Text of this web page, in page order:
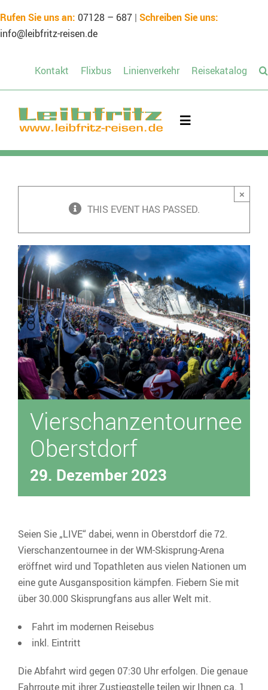
to
content
Rufen Sie uns an: 07128 – 687| Schreiben Sie uns:
info@leibfritz-reisen.de
Kontakt Flixbus Linienverkehr Reisekatalog
Toggle
Unsere Reisen
Schülerreisen
Über uns
Unser Fuhrpark
THIS EVENT HAS PASSED.
×
Vierschanzentournee
Oberstdorf
29. Dezember 2023
Seien Sie „LIVE“ dabei, wenn in Oberstdorf die 72.
Vierschanzentournee in der WM-Skisprung-Arena
eröffnet wird und Topathleten aus vielen Nationen um
eine gute Ausgansposition kämpfen. Fiebern Sie mit
über 30.000 Skisprungfans aus aller Welt mit.
Fahrt im modernen Reisebus
inkl. Eintritt
Die Abfahrt wird gegen 07:30 Uhr erfolgen. Die genaue
Fahrroute mit ihrer Zustiegstelle teilen wir Ihnen ca. 1